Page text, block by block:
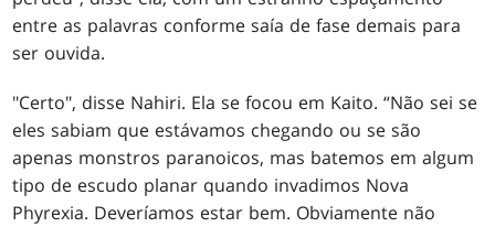
entre as palavras conforme saía de fase demais para
ser ouvida.
"Certo", disse Nahiri. Ela se focou em Kaito. “Não sei se
eles sabiam que estávamos chegando ou se são
apenas monstros paranoicos, mas batemos em algum
tipo de escudo planar quando invadimos Nova
Phyrexia. Deveríamos estar bem. Obviamente não